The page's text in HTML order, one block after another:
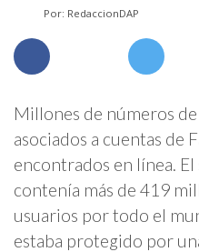
Por: RedaccionDAP
Millones de números
asociados a cuentas de
encontrados en línea.
contenía más de 419
usuarios por todo el
estaba protegido por